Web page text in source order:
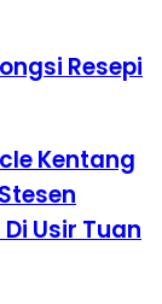
Resepi
Kentang
Usir Tuan